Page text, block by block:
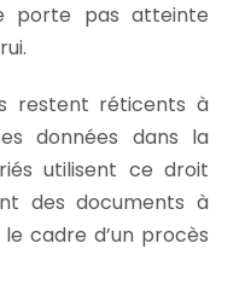
porte pas atteinte
restent réticents à
données dans la
utilisent ce droit
des documents à
cadre d’un procès